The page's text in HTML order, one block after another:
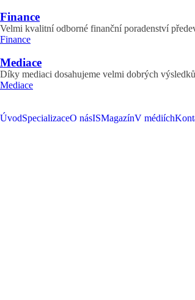
Finance
Velmi kvalitní odborné finanční poradenství
Finance
Mediace
Díky mediaci dosahujeme velmi dobrých
Mediace
ÚvodSpecializaceO násISMagazínV médiích